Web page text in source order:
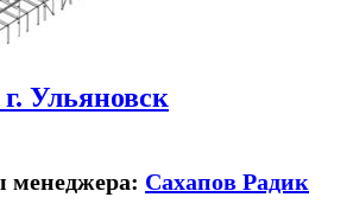
Ульяновск
менеджера: Сахапов Радик